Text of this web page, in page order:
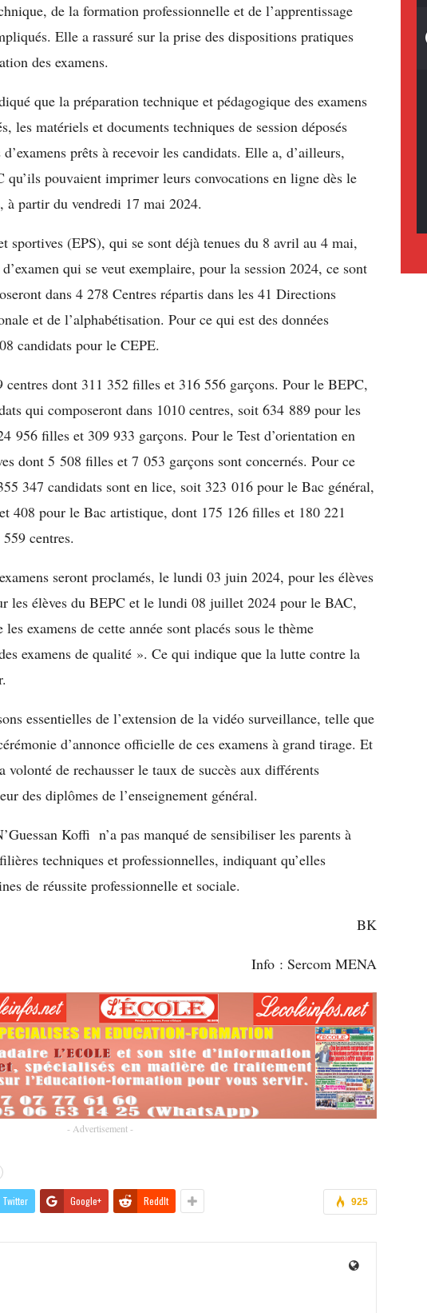
de la formation professionnelle et de l’apprentissage
Elle a rassuré sur la prise des dispositions pratiques
des examens.
que la préparation technique et pédagogique des examens
les matériels et documents techniques de session déposés
prêts à recevoir les candidats. Elle a, d’ailleurs,
qu’ils pouvaient imprimer leurs convocations en ligne dès le
partir du vendredi 17 mai 2024.
sportives (EPS), qui se sont déjà tenues du 8 avril au 4 mai,
qui se veut exemplaire, pour la session 2024, ce sont
dans 4 278 Centres répartis dans les 41 Directions
et de l’alphabétisation. Pour ce qui est des données
candidats pour le CEPE.
centres dont 311 352 filles et 316 556 garçons. Pour le BEPC,
qui composeront dans 1010 centres, soit 634 889 pour les
956 filles et 309 933 garçons. Pour le Test d’orientation en
dont 5 508 filles et 7 053 garçons sont concernés. Pour ce
347 candidats sont en lice, soit 323 016 pour le Bac général,
408 pour le Bac artistique, dont 175 126 filles et 180 221
centres.
seront proclamés, le lundi 03 juin 2024, pour les élèves
les élèves du BEPC et le lundi 08 juillet 2024 pour le BAC,
examens de cette année sont placés sous le thème
examens de qualité ». Ce qui indique que la lutte contre la
essentielles de l’extension de la vidéo surveillance, telle que
d’annonce officielle de ces examens à grand tirage. Et
volonté de rechausser le taux de succès aux différents
des diplômes de l’enseignement général.
Koffi n’a pas manqué de sensibiliser les parents à
techniques et professionnelles, indiquant qu’elles
de réussite professionnelle et sociale.
BK
Info : Sercom MENA
- Advertisement -
925
Twitter Google+ ReddIt